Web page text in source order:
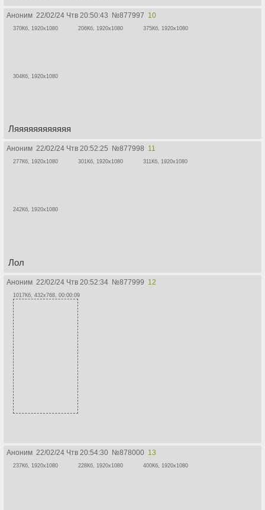
Аноним 22/02/24 Чтв 20:50:43 №877997 10
370Кб, 1920x1080 206Кб, 1920x1080 375Кб, 1920x1080
304Кб, 1920x1080
Ляяяяяяяяяяяя
Аноним 22/02/24 Чтв 20:52:25 №877998 11
277Кб, 1920x1080 301Кб, 1920x1080 311Кб, 1920x1080
242Кб, 1920x1080
Лол
Аноним 22/02/24 Чтв 20:52:34 №877999 12
1017Кб, 432x768, 00:00:09
Аноним 22/02/24 Чтв 20:54:30 №878000 13
237Кб, 1920x1080 228Кб, 1920x1080 400Кб, 1920x1080